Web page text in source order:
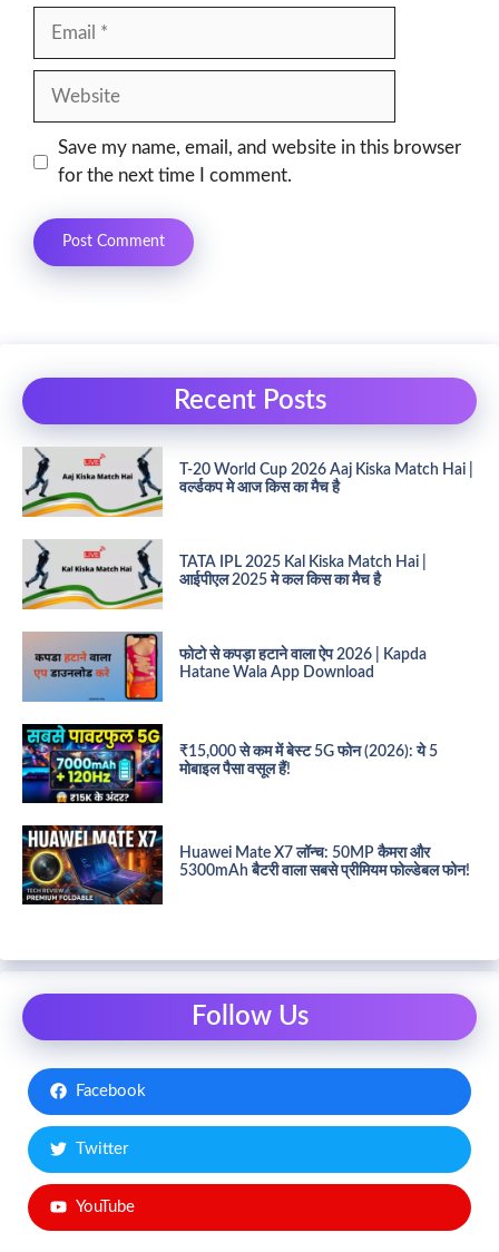
Save my name, email, and website in this browser
for the next time I comment.
Recent Posts
T-20 World Cup 2026 Aaj Kiska Match Hai |
वर्ल्डकप मे आज किस का मैच है
TATA IPL 2025 Kal Kiska Match Hai |
आईपीएल 2025 मे कल किस का मैच है
फोटो से कपड़ा हटाने वाला ऐप 2026 | Kapda
Hatane Wala App Download
₹15,000 से कम में बेस्ट 5G फोन (2026): ये 5
मोबाइल पैसा वसूल हैं!
Huawei Mate X7 लॉन्च: 50MP कैमरा और
5300mAh बैटरी वाला सबसे प्रीमियम फोल्डेबल फोन!
Follow Us
Facebook
Twitter
YouTube